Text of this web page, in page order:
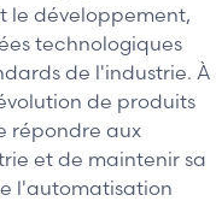
le développement,
technologiques
de l'industrie. À
de produits
répondre aux
et de maintenir sa
l'automatisation